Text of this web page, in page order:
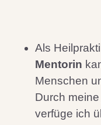
Als
Mentorin
Menschen
Durch meine
verfüge ich